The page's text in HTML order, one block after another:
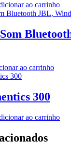
ao carrinho
ao carrinho
300
ao carrinho